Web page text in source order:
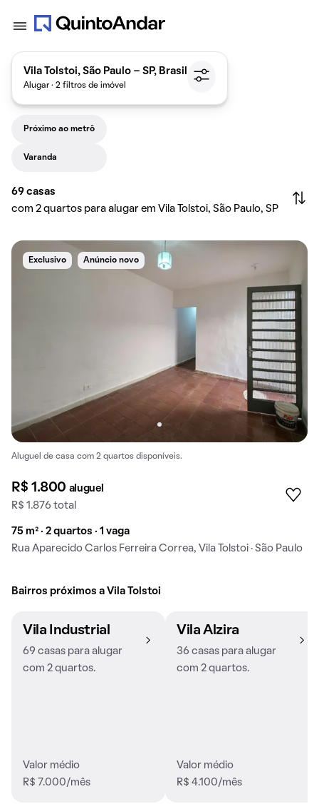
Vila Tolstoi, São Paulo - SP, Brasil
Alugar · 2 filtros de imóvel
Próximo ao metrô
Varanda
69 casas
com 2 quartos para alugar em Vila Tolstoi, São Paulo, SP
Exclusivo Anúncio novo
Aluguel de casa com 2 quartos disponíveis.
R$ 1.800 aluguel
R$ 1.876 total
75 m² · 2 quartos · 1 vaga
Rua Aparecido Carlos Ferreira Correa, Vila Tolstoi · São Paulo
Bairros próximos a Vila Tolstoi
Vila Industrial
69 casas para alugar
com 2 quartos.
Valor médio
R$ 7.000/mês
Vila Alzira
36 casas para alugar
com 2 quartos.
Valor médio
R$ 4.100/mês